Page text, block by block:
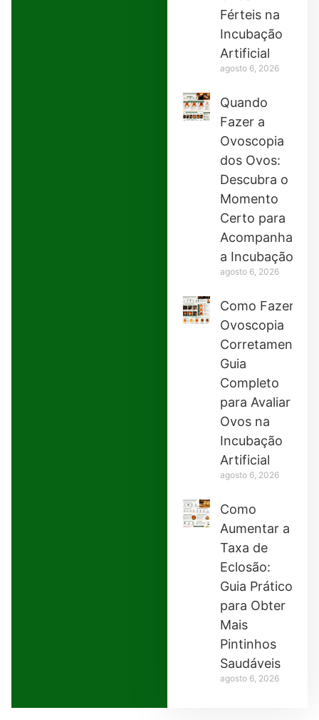
Férteis na
Incubação
Artificial
agosto 6, 2026
Quando
Fazer a
Ovoscopia
dos Ovos:
Descubra o
Momento
Certo para
Acompanhar
a Incubação
agosto 6, 2026
Como Fazer
Ovoscopia
Corretamente:
Guia
Completo
para Avaliar
Ovos na
Incubação
Artificial
agosto 6, 2026
Como
Aumentar a
Taxa de
Eclosão:
Guia Prático
para Obter
Mais
Pintinhos
Saudáveis
agosto 6, 2026